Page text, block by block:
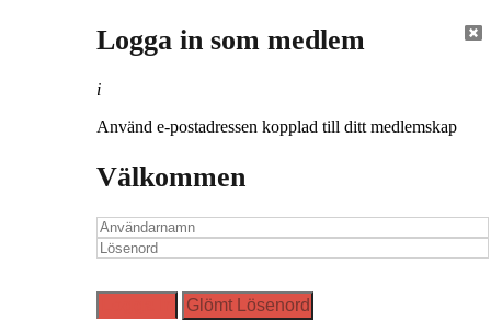
Logga in som medlem
i
Använd e-postadressen kopplad till ditt medlemskap
Välkommen